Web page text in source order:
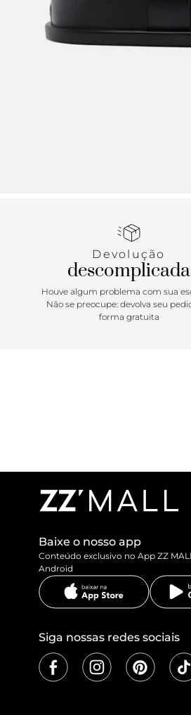
Devolução
descomplicada
Houve algum problema com sua
Não se preocupe: devolva seu
forma gratuita
Baixe o nosso app
Conteúdo exclusivo no App ZZ
Android
Siga nossas redes sociais